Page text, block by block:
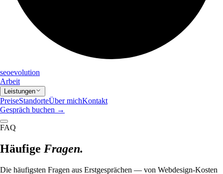
seoevolution
Arbeit
Leistungen
PreiseStandorteÜber michKontakt
Gespräch buchen →
FAQ
Häufige Fragen.
Die häufigsten Fragen aus Erstgesprächen — von Webdesign-Kosten